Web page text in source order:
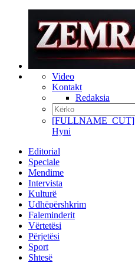
Video
Kontakt
Redaksia
[FULLNAME_CUT]
Hyni
Editorial
Speciale
Mendime
Intervista
Kulturë
Udhëpërshkrim
Faleminderit
Vërtetësi
Përjetësi
Sport
Shtesë